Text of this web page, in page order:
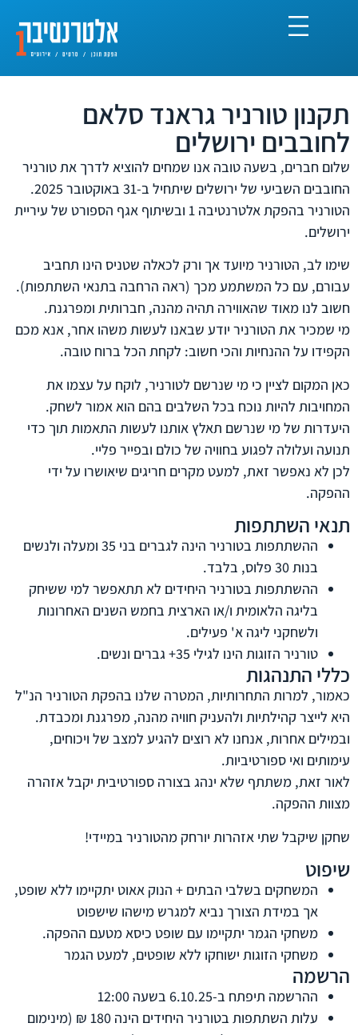
תקנון טורניר גראנד סלאם
לחובבים ירושלים
שלום חברים, בשעה טובה אנו שמחים להוציא לדרך את טורניר
החובבים השביעי של ירושלים שיתחיל ב-31 באוקטובר 2025.
הטורניר בהפקת אלטרנטיבה 1 ובשיתוף אגף הספורט של עיריית
ירושלים.
שימו לב, הטורניר מיועד אך ורק לכאלה שטניס הינו תחביב
עבורם, עם כל המשתמע מכך (ראה הרחבה בתנאי השתתפות).
חשוב לנו מאוד שהאווירה תהיה מהנה, חברותית ומפרגנת.
מי שמכיר את הטורניר יודע שבאנו לעשות משהו אחר, אנא מכם
הקפידו על ההנחיות והכי חשוב: לקחת הכל ברוח טובה.
כאן המקום לציין כי מי שנרשם לטורניר, לוקח על עצמו את
המחויבות להיות נוכח בכל השלבים בהם הוא אמור לשחק.
היעדרות של מי שנרשם תאלץ אותנו לעשות התאמות תוך כדי
תנועה ועלולה לפגוע בחוויה של כולם ובפייר פליי.
לכן לא נאפשר זאת, למעט מקרים חריגים שיאושרו על ידי
ההפקה.
תנאי השתתפות
ההשתתפות בטורניר הינה לגברים בני 35 ומעלה ולנשים
בנות 30 פלוס, בלבד.
ההשתתפות בטורניר היחידים לא תתאפשר למי ששיחק
בליגה הלאומית ו/או הארצית בחמש השנים האחרונות
ולשחקני ליגה א' פעילים.
טורניר הזוגות הינו לגילי 35+ גברים ונשים.
כללי התנהגות
כאמור, למרות התחרותיות, המטרה שלנו בהפקת הטורניר הנ"ל
היא לייצר קהילתיות ולהעניק חוויה מהנה, מפרגנת ומכבדת.
ובמילים אחרות, אנחנו לא רוצים להגיע למצב של ויכוחים,
עימותים ואי ספורטיביות.
לאור זאת, משתתף שלא ינהג בצורה ספורטיבית יקבל אזהרה
מצוות ההפקה.
שחקן שיקבל שתי אזהרות יורחק מהטורניר במיידי!
שיפוט
המשחקים בשלבי הבתים + הנוק אאוט יתקיימו ללא שופט,
אך במידת הצורך נביא למגרש מישהו שישפוט
משחקי הגמר יתקיימו עם שופט כיסא מטעם ההפקה.
משחקי הזוגות ישוחקו ללא שופטים, למעט הגמר
הרשמה
ההרשמה תיפתח ב-6.10.25 בשעה 12:00
עלות השתתפות בטורניר היחידים הינה 180
₪ (מינימום